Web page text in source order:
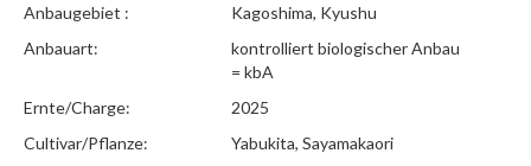
Anbaugebiet :
Kagoshima, Kyushu
Anbauart:
kontrolliert biologischer Anbau
= kbA
Ernte/Charge:
2025
Cultivar/Pflanze:
Yabukita, Sayamakaori